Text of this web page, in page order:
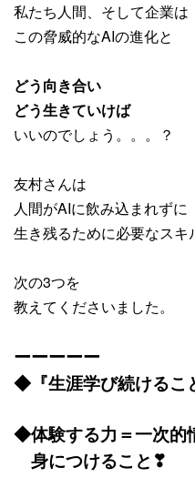
私たち人間、そして企業は
この脅威的なAIの進化と
どう向き合い
どう生きていけば
いいのでしょう。。。？
友村さんは
人間がAIに飲み込まれずに
生き残るために必要なスキ
次の3つを
教えてくださいました。
ーーーーー
◆『生涯学び続けるこ
◆体験する力＝一次的
身につけること❣